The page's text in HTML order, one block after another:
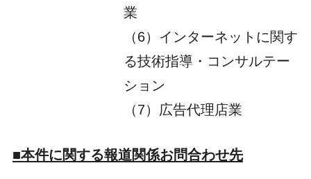
業
（6）インターネットに関す
る技術指導・コンサルテー
ション
（7）広告代理店業
■本件に関する報道関係お問合わせ先